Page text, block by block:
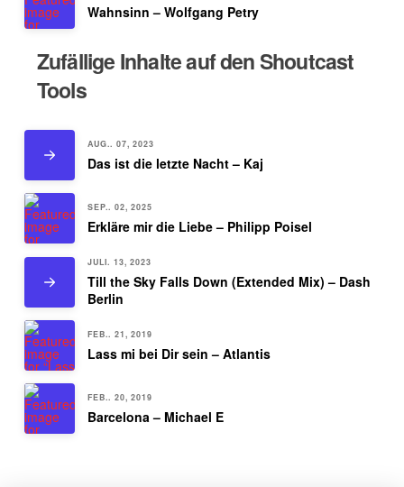
Wahnsinn – Wolfgang Petry
Zufällige Inhalte auf den Shoutcast
Tools
AUG.. 07, 2023
Das ist die letzte Nacht – Kaj
SEP.. 02, 2025
Erkläre mir die Liebe – Philipp Poisel
JULI. 13, 2023
Till the Sky Falls Down (Extended Mix) – Dash
Berlin
FEB.. 21, 2019
Lass mi bei Dir sein – Atlantis
FEB.. 20, 2019
Barcelona – Michael E